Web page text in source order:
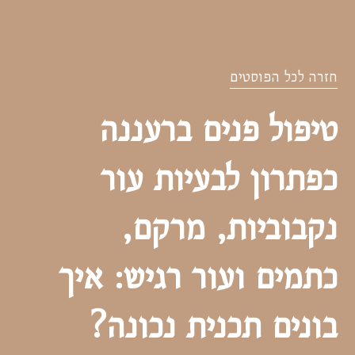
חזרה לכל הפוסטים
טיפול פנים ברעננה
כפתרון לבעיות עור
נקבוביות, מרקם,
כתמים ועור רגיש: איך
בונים תכנית נכונה?